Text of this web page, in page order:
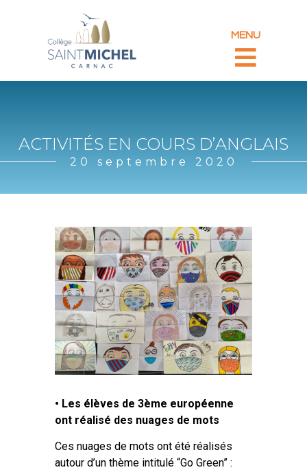
MENU
ACTIVITÉS EN COURS D’ANGLAIS
20 septembre 2020
• Les élèves de 3ème européenne
ont réalisé des nuages de mots
Ces nuages de mots ont été réalisés
autour d’un thème intitulé “Go Green” :